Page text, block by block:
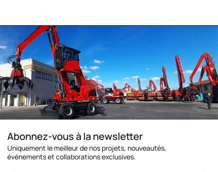
Abonnez-vous à la newsletter
Uniquement le meilleur de nos projets, nouveautés,
événements et collaborations exclusives.